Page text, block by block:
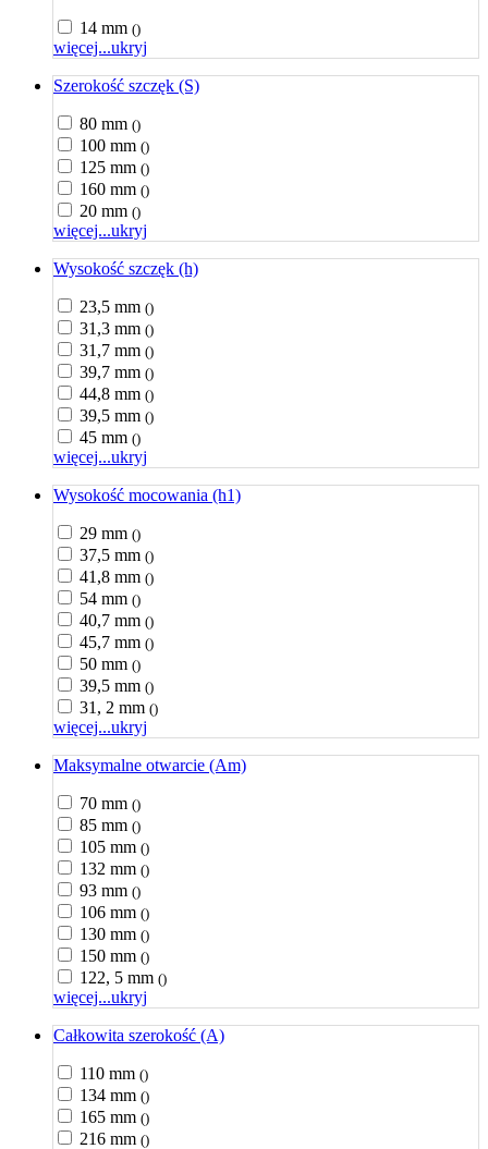
14 mm ()
więcej...ukryj
Szerokość szczęk (S)
80 mm ()
100 mm ()
125 mm ()
160 mm ()
20 mm ()
więcej...ukryj
Wysokość szczęk (h)
23,5 mm ()
31,3 mm ()
31,7 mm ()
39,7 mm ()
44,8 mm ()
39,5 mm ()
45 mm ()
więcej...ukryj
Wysokość mocowania (h1)
29 mm ()
37,5 mm ()
41,8 mm ()
54 mm ()
40,7 mm ()
45,7 mm ()
50 mm ()
39,5 mm ()
31, 2 mm ()
więcej...ukryj
Maksymalne otwarcie (Am)
70 mm ()
85 mm ()
105 mm ()
132 mm ()
93 mm ()
106 mm ()
130 mm ()
150 mm ()
122, 5 mm ()
więcej...ukryj
Całkowita szerokość (A)
110 mm ()
134 mm ()
165 mm ()
216 mm ()